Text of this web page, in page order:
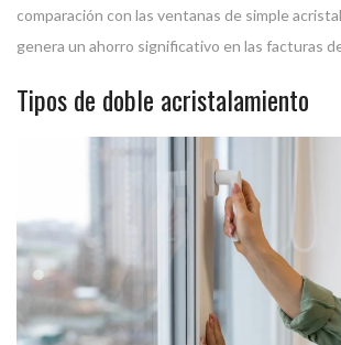
comparación con las ventanas de simple
genera un ahorro significativo en las facturas
Tipos de doble acristalamiento